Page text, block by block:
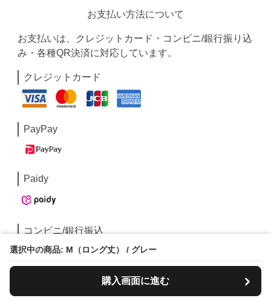
選択中の商品: M（ロング丈） / グレー
購入画面に進む
お支払い方法について
お支払いは、クレジットカード・コンビニ/銀行振り込
み・各種QR決済に対応しています。
クレジットカード
PayPay
Paidy
コンビニ/銀行振込
IEBEL(イエベル)は、”イエベ春・イエベ秋”のあ